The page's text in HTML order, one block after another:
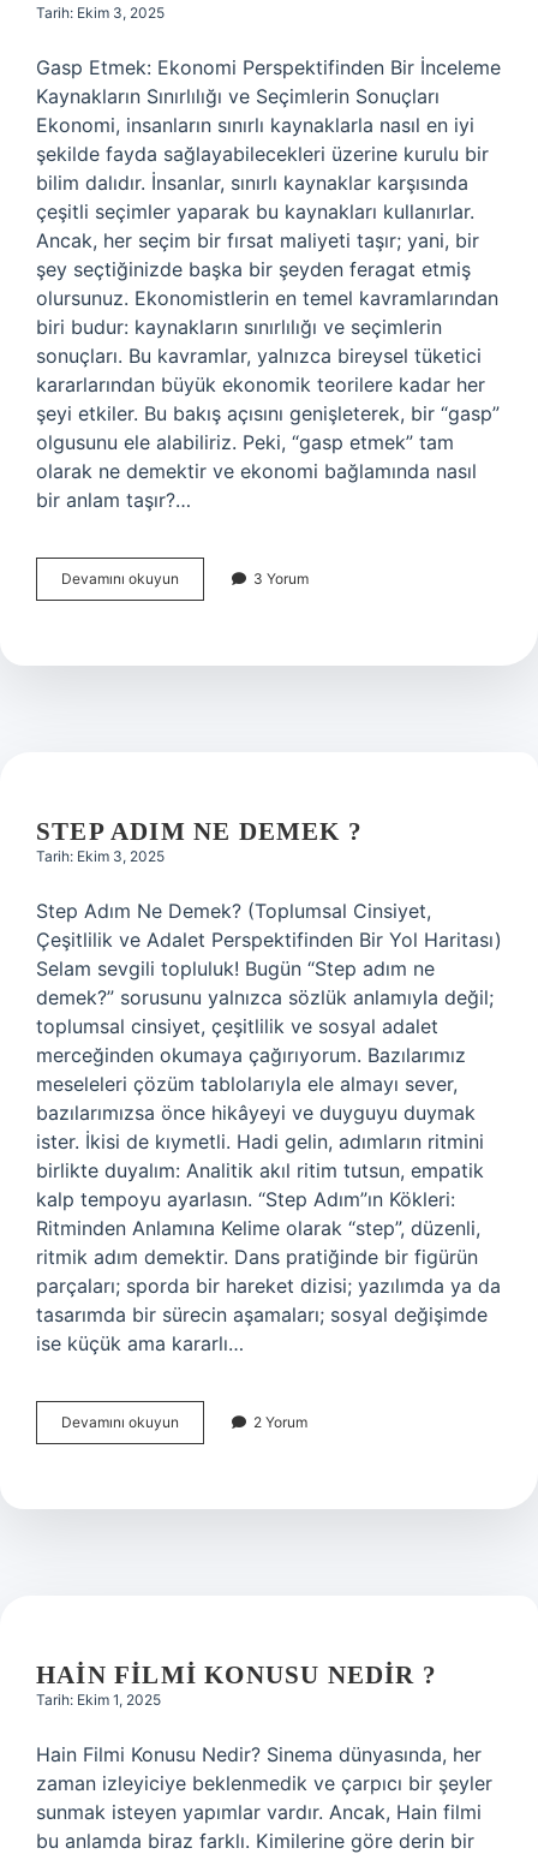
Tarih: Ekim 3, 2025
Gasp Etmek: Ekonomi Perspektifinden Bir İnceleme
Kaynakların Sınırlılığı ve Seçimlerin Sonuçları
Ekonomi, insanların sınırlı kaynaklarla nasıl en iyi
şekilde fayda sağlayabilecekleri üzerine kurulu bir
bilim dalıdır. İnsanlar, sınırlı kaynaklar karşısında
çeşitli seçimler yaparak bu kaynakları kullanırlar.
Ancak, her seçim bir fırsat maliyeti taşır; yani, bir
şey seçtiğinizde başka bir şeyden feragat etmiş
olursunuz. Ekonomistlerin en temel kavramlarından
biri budur: kaynakların sınırlılığı ve seçimlerin
sonuçları. Bu kavramlar, yalnızca bireysel tüketici
kararlarından büyük ekonomik teorilere kadar her
şeyi etkiler. Bu bakış açısını genişleterek, bir “gasp”
olgusunu ele alabiliriz. Peki, “gasp etmek” tam
olarak ne demektir ve ekonomi bağlamında nasıl
bir anlam taşır?…
Devamını okuyun
etmek
TDK
3 Yorum
STEP ADIM NE DEMEK ?
Tarih: Ekim 3, 2025
Step Adım Ne Demek? (Toplumsal Cinsiyet,
Çeşitlilik ve Adalet Perspektifinden Bir Yol Haritası)
Selam sevgili topluluk! Bugün “Step adım ne
demek?” sorusunu yalnızca sözlük anlamıyla değil;
toplumsal cinsiyet, çeşitlilik ve sosyal adalet
merceğinden okumaya çağırıyorum. Bazılarımız
meseleleri çözüm tablolarıyla ele almayı sever,
bazılarımızsa önce hikâyeyi ve duyguyu duymak
ister. İkisi de kıymetli. Hadi gelin, adımların ritmini
birlikte duyalım: Analitik akıl ritim tutsun, empatik
kalp tempoyu ayarlasın. “Step Adım”ın Kökleri:
Ritminden Anlamına Kelime olarak “step”, düzenli,
ritmik adım demektir. Dans pratiğinde bir figürün
parçaları; sporda bir hareket dizisi; yazılımda ya da
tasarımda bir sürecin aşamaları; sosyal değişimde
ise küçük ama kararlı…
Devamını okuyun
adım
?
2 Yorum
HAIN FILMI KONUSU NEDIR ?
Tarih: Ekim 1, 2025
Hain Filmi Konusu Nedir? Sinema dünyasında, her
zaman izleyiciye beklenmedik ve çarpıcı bir şeyler
sunmak isteyen yapımlar vardır. Ancak, Hain filmi
bu anlamda biraz farklı. Kimilerine göre derin bir